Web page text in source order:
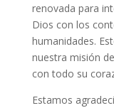
renovada para
Dios con los
humanidades.
nuestra misión
con todo su
Estamos